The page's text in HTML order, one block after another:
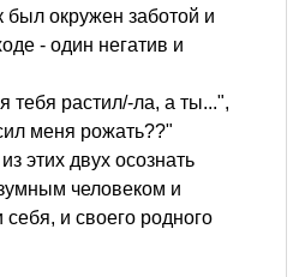
был окружен заботой и
- один негатив и
тебя растил/-ла, а ты...",
меня рожать??"
этих двух осознать
человеком и
себя, и своего родного